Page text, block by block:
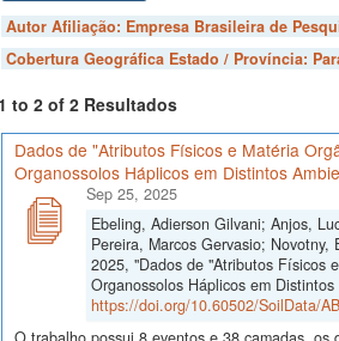
Autor Afiliação: Empresa Brasileira de
Cobertura Geográfica Estado / Província:
to 2 of 2 Resultados
Dados de "Atributos Físicos e Matéria
Organossolos Háplicos em Distintos
Sep 25, 2025
Ebeling, Adierson Gilvani; Anjos,
Pereira, Marcos Gervasio; Novotny,
2025, "Dados de "Atributos Físicos
Organossolos Háplicos em
https://doi.org/10.60502/SoilData/